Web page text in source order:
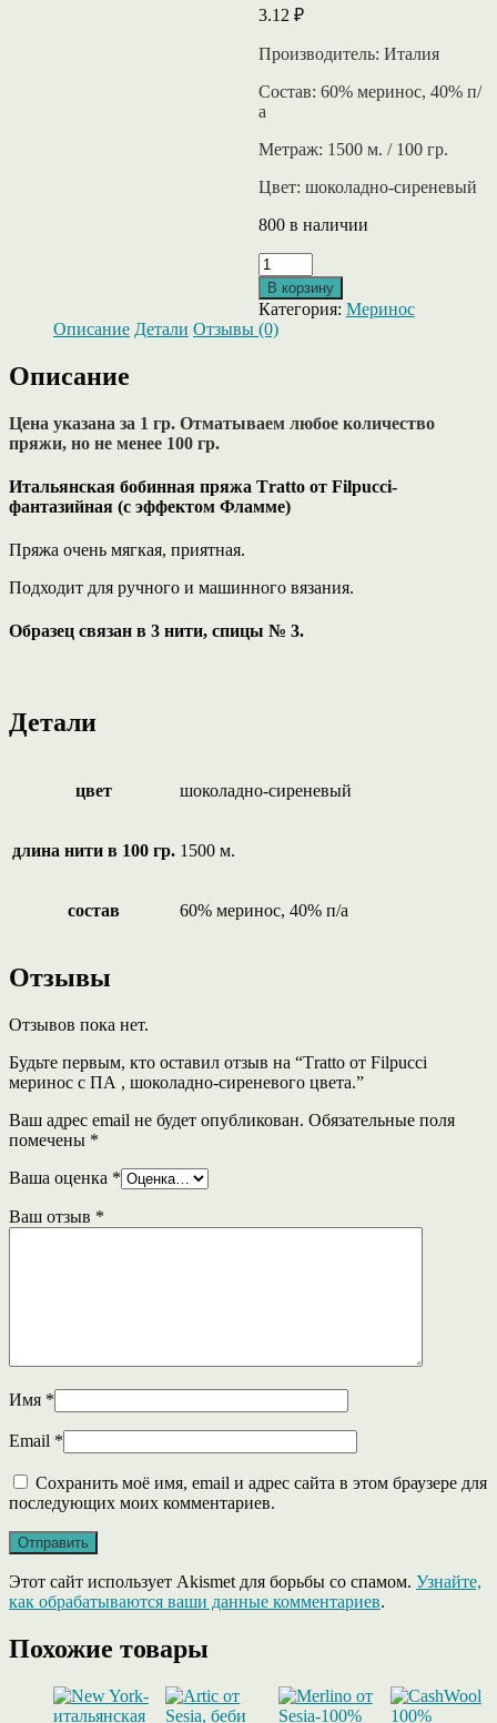
3.12 ₽
Производитель: Италия
Состав: 60% меринос, 40% п/
а
Метраж: 1500 м. / 100 гр.
Цвет: шоколадно-сиреневый
800 в наличии
Количество
товара
Тratto
от
Filpucci
,
цвета.
В корзину
Категория: Меринос
Описание Детали Отзывы (0)
Описание
Цена указана за 1 гр. Отматываем любое количество
пряжи, но не менее 100 гр.
Итальянская бобинная пряжа Тratto от Filpucci-
фантазийная (с эффектом Фламме)
Пряжа очень мягкая, приятная.
Подходит для ручного и машинного вязания.
Образец связан в 3 нити, спицы № 3.
Детали
цвет шоколадно-сиреневый
длина нити в 100 гр. 1500 м.
состав 60% меринос, 40% п/а
Отзывы
Отзывов пока нет.
Будьте первым, кто оставил отзыв на “Тratto от Filpucci
меринос с ПА , шоколадно-сиреневого цвета.”
Ваш адрес email не будет опубликован. Обязательные поля
помечены *
Ваша оценка *
Ваш отзыв *
Имя *
Email *
Сохранить моё имя, email и адрес сайта в этом браузере для
последующих моих комментариев.
Этот сайт использует Akismet для борьбы со спамом. Узнайте,
как обрабатываются ваши данные комментариев.
Похожие товары